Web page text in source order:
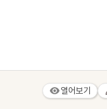
열어보기